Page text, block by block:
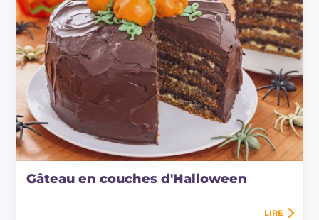
Gâteau en couches d'Halloween
LIRE